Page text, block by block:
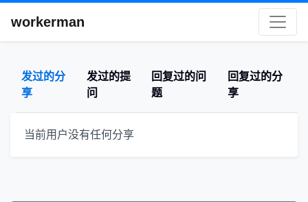
workerman
发过的分
享
发过的提
问
回复过的问
题
回复过的分
享
当前用户没有任何分享